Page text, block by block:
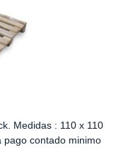
Medidas : 110 x 110
pago contado minimo